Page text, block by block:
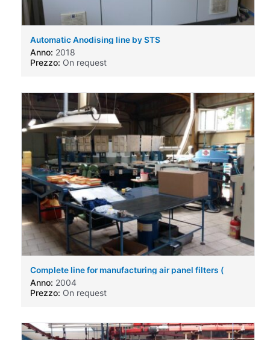
Automatic Anodising line by STS
Anno: 2018
Prezzo: On request
Complete line for manufacturing air panel filters (
engine air filters ) for automotive business.
Anno: 2004
Prezzo: On request